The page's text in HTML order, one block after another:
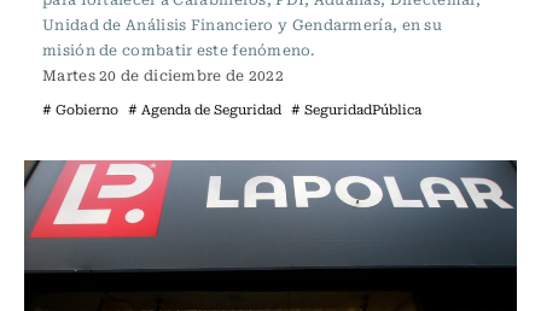
Unidad de Análisis Financiero y Gendarmería, en su
misión de combatir este fenómeno.
Martes 20 de diciembre de 2022
# Gobierno # Agenda de Seguridad # SeguridadPública